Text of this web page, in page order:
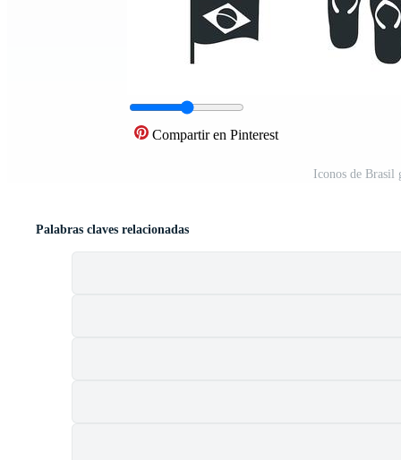
Compartir en Pinterest
Iconos de Brasil
Palabras claves relacionadas